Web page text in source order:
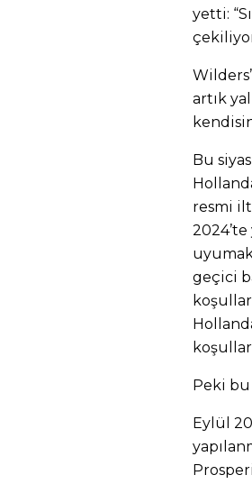
yetti:
artık
Bu
resmi
geçici
Peki bu
Eylül